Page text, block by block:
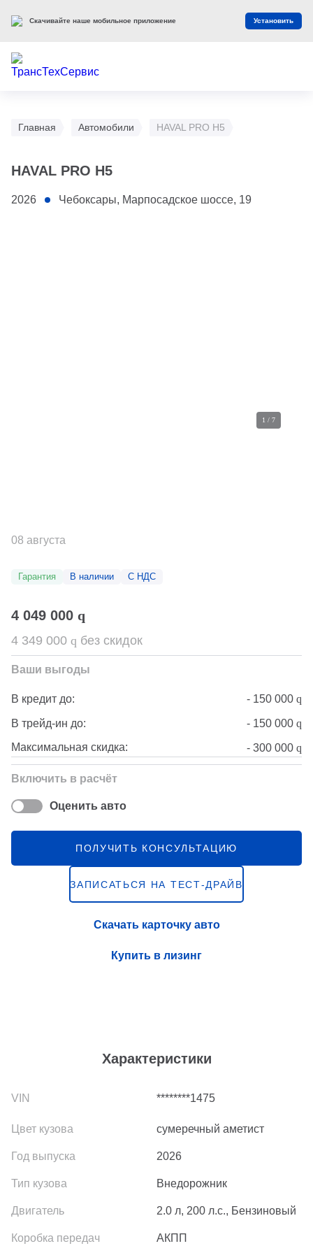
Главная Автомобили HAVAL PRO H5
HAVAL PRO H5
2026 Чебоксары, Марпосадское шоссе, 19
1 / 7
Характеристики
********1475
сумеречный аметист
2026
Внедорожник
2.0 л, 200 л.с., Бензиновый
АКПП
08 августа
Гарантия В наличии С НДС
4 049 000 q
4 349 000 q без скидок
Ваши выгоды
В кредит до: - 150 000 q
В трейд-ин до: - 150 000 q
Максимальная скидка: - 300 000 q
Включить в расчёт
Оценить авто
ПОЛУЧИТЬ КОНСУЛЬТАЦИЮ
ЗАПИСАТЬСЯ НА ТЕСТ-ДРАЙВ
Скачать карточку авто
Купить в лизинг
Скачивайте наше мобильное приложение Установить